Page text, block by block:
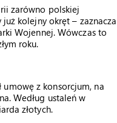
zarówno polskiej
kolejny okręt – zaznacza
Wojennej. Wówczas to
roku.
umowę z konsorcjum, na
Według ustaleń w
złotych.